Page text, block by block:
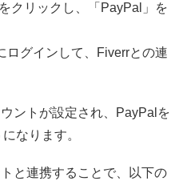
クリックし、「PayPal」を
ログインして、Fiverrとの連
ントが設定され、PayPalを
なります。
と連携することで、以下の